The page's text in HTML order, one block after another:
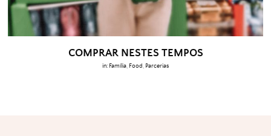
COMPRAR NESTES TEMPOS
in: Família Food Parcerias